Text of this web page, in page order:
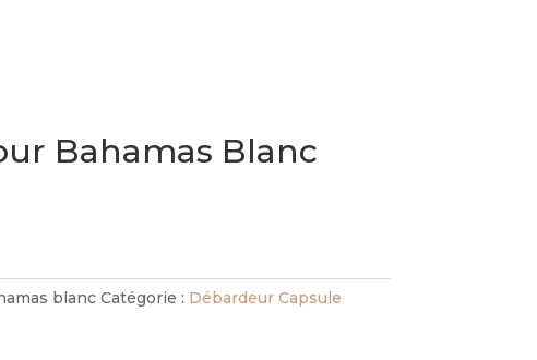
Bahamas Blanc
blanc Catégorie : Débardeur Capsule